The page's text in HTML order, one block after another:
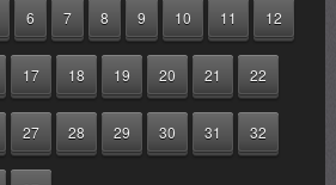
37
Lizhou Wei Ma Xiao Gang
Zou Xi